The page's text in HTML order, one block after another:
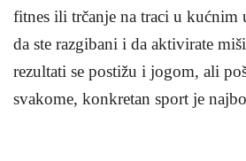
fitnes ili trčanje na traci u kućnim
da ste razgibani i da aktivirate
rezultati se postižu i jogom, ali
svakome, konkretan sport je